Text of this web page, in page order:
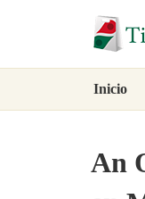
Inicio
An